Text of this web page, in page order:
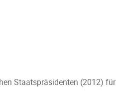
Staatspräsidenten (2012)